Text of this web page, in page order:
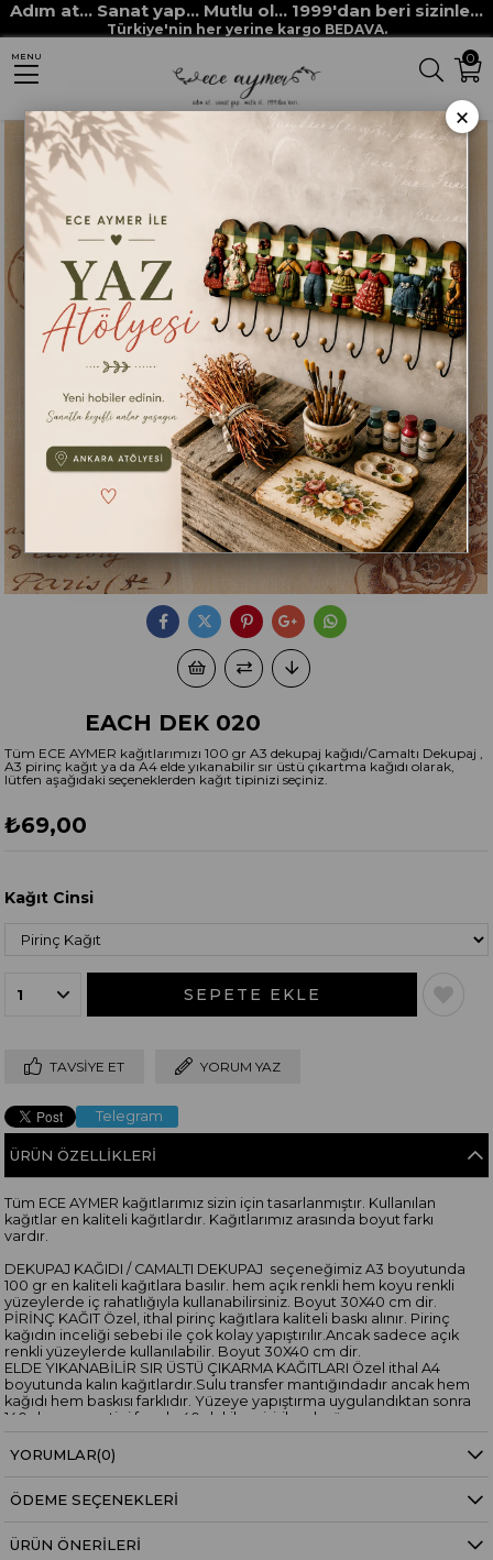
Adım at... Sanat yap... Mutlu ol... 1999'dan beri sizinle...
Türkiye'nin her yerine kargo BEDAVA.
0
MENU
Anasayfa DEKUPAJ KAĞITLARI ECE AYMER DEKUPAJ / PİRİNÇ KAĞITLARI
ECE AYMER ÖZEL KAĞITLAR EACH DEK 020
EACH DEK 020
Tüm ECE AYMER kağıtlarımızı 100 gr A3 dekupaj kağıdı/Camaltı Dekupaj ,
A3 pirinç kağıt ya da A4 elde yıkanabilir sır üstü çıkartma kağıdı olarak,
lütfen aşağıdaki seçeneklerden kağıt tipinizi seçiniz.
₺69,00
Kağıt Cinsi
TAVSIYE ET YORUM YAZ
Telegram
ÜRÜN ÖZELLIKLERI
Tüm ECE AYMER kağıtlarımız sizin için tasarlanmıştır. Kullanılan
kağıtlar en kaliteli kağıtlardır. Kağıtlarımız arasında boyut farkı
vardır.
DEKUPAJ KAĞIDI / CAMALTI DEKUPAJ seçeneğimiz A3 boyutunda
100 gr en kaliteli kağıtlara basılır. hem açık renkli hem koyu renkli
yüzeylerde iç rahatlığıyla kullanabilirsiniz. Boyut 30X40 cm dir.
PİRİNÇ KAĞIT Özel, ithal pirinç kağıtlara kaliteli baskı alınır. Pirinç
kağıdın inceliği sebebi ile çok kolay yapıştırılır.Ancak sadece açık
renkli yüzeylerde kullanılabilir. Boyut 30X40 cm dir.
ELDE YIKANABİLİR SIR ÜSTÜ ÇIKARMA KAĞITLARI Özel ithal A4
boyutunda kalın kağıtlardır.Sulu transfer mantığındadır ancak hem
kağıdı hem baskısı farklıdır. Yüzeye yapıştırma uygulandıktan sonra
140 derece ev tipi fırında 40 dakika pişirilerek yüzeye
sabitlenir.Elde yıkamaya elverişli hale gelir. Boyut 30X20 cmdir.
YORUMLAR(0)
ÖDEME SEÇENEKLERI
ÜRÜN ÖNERILERI
×